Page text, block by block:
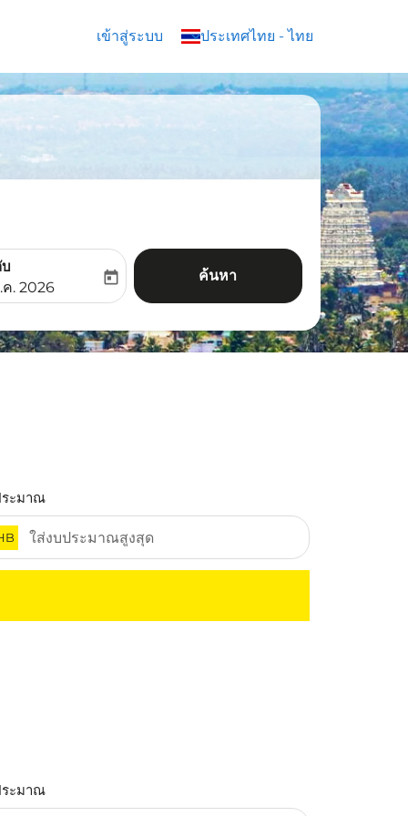
เข้าสู่ระบบ ประเทศไทย - ไทย
keyboard_arrow_down
labelreturn-date-aria-label
ค. 2026
today ค้นหา
ะมาณ
ะมาณ